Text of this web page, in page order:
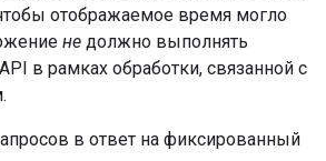
отображаемое время могло
не должно выполнять
в рамках обработки, связанной с
в ответ на фиксированный